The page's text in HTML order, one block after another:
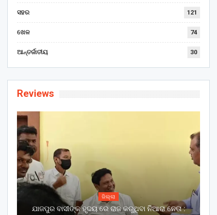
ସହର 121
ଖେଳ 74
ଆନ୍ତର୍ଜାତୀୟ 30
Reviews
ଜିଲ୍ଲା
ଯାଜପୁର ବାସୀଙ୍କ ହୃଦୟ ରେ ରାଜ କରୁଥିବା ନିଆରା ନେତା :